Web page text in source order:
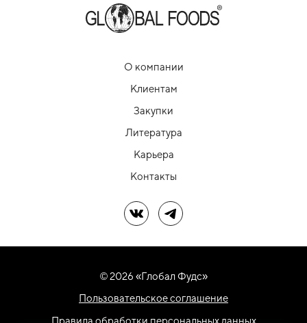
О компании
Клиентам
Закупки
Литература
Карьера
Контакты
Мы в ВКМы в Telegram
© 2026 «Глобал Фудс»
Пользовательское соглашение
Правила обработки персональных данных